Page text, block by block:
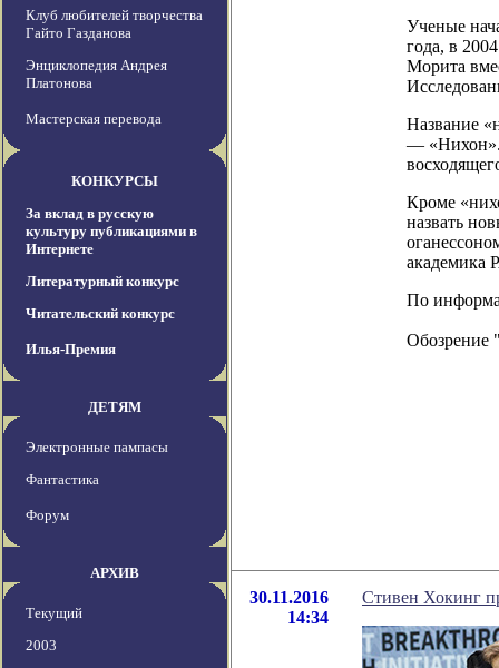
Клуб любителей творчества
Гайто Газданова
Энциклопедия Андрея
Платонова
Мастерская перевода
КОНКУРСЫ
За вклад в русскую
культуру публикациями в
Интернете
Литературный конкурс
Читательский конкурс
Илья-Премия
ДЕТЯМ
Электронные пампасы
Фантастика
Форум
АРХИВ
Текущий
2003
Ученые
года, в
Морита
Название
— «Нихон».
Кроме
назвать
академика
По
Обозрение
30.11.2016
14:34
Стивен Хокинг